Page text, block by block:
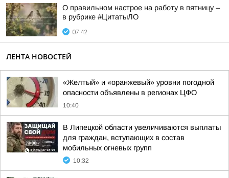
О правильном настрое на работу в пятницу –
в рубрике #ЦитатыЛО
07:42
ЛЕНТА НОВОСТЕЙ
«Желтый» и «оранжевый» уровни погодной
опасности объявлены в регионах ЦФО
10:40
В Липецкой области увеличиваются выплаты
для граждан, вступающих в состав
мобильных огневых групп
10:32